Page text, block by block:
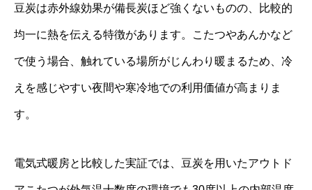
豆炭は赤外線効果が備長炭ほど強くないものの、比較的
均一に熱を伝える特徴があります。こたつやあんかなど
で使う場合、触れている場所がじんわり暖まるため、冷
えを感じやすい夜間や寒冷地での利用価値が高まりま
す。
電気式暖房と比較した実証では、豆炭を用いたアウトド